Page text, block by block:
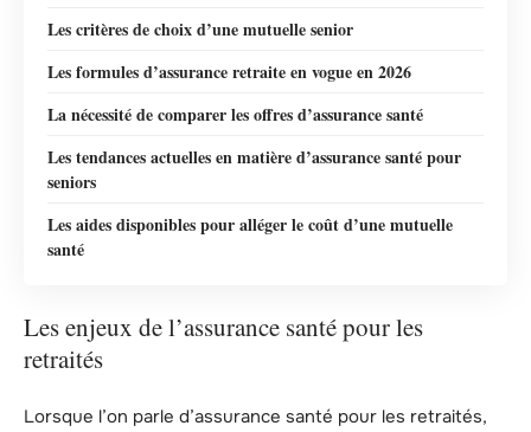
Les critères de choix d’une mutuelle senior
Les formules d’assurance retraite en vogue en 2026
La nécessité de comparer les offres d’assurance santé
Les tendances actuelles en matière d’assurance santé pour
seniors
Les aides disponibles pour alléger le coût d’une mutuelle
santé
Les enjeux de l’assurance santé pour les
retraités
Lorsque l’on parle d’assurance santé pour les retraités,